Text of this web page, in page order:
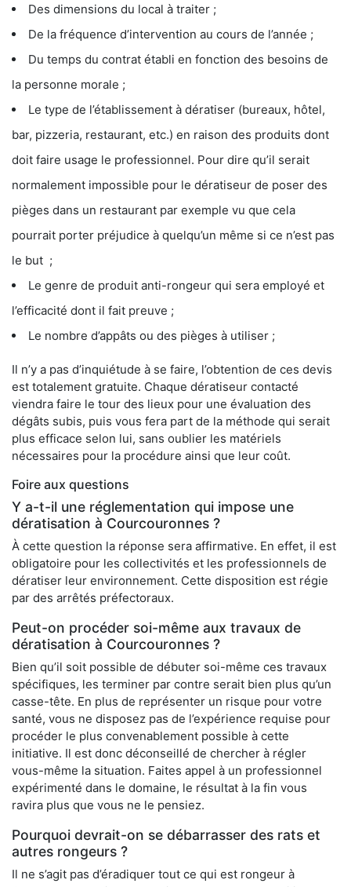
Des dimensions du local à traiter ;
De la fréquence d’intervention au cours de l’année ;
Du temps du contrat établi en fonction des besoins de
la personne morale ;
Le type de l’établissement à dératiser (bureaux, hôtel,
bar, pizzeria, restaurant, etc.) en raison des produits dont
doit faire usage le professionnel. Pour dire qu’il serait
normalement impossible pour le dératiseur de poser des
pièges dans un restaurant par exemple vu que cela
pourrait porter préjudice à quelqu’un même si ce n’est pas
le but ;
Le genre de produit anti-rongeur qui sera employé et
l’efficacité dont il fait preuve ;
Le nombre d’appâts ou des pièges à utiliser ;
Il n’y a pas d’inquiétude à se faire, l’obtention de ces devis
est totalement gratuite. Chaque dératiseur contacté
viendra faire le tour des lieux pour une évaluation des
dégâts subis, puis vous fera part de la méthode qui serait
plus efficace selon lui, sans oublier les matériels
nécessaires pour la procédure ainsi que leur coût.
Foire aux questions
Y a-t-il une réglementation qui impose une
dératisation à Courcouronnes ?
À cette question la réponse sera affirmative. En effet, il est
obligatoire pour les collectivités et les professionnels de
dératiser leur environnement. Cette disposition est régie
par des arrêtés préfectoraux.
Peut-on procéder soi-même aux travaux de
dératisation à Courcouronnes ?
Bien qu’il soit possible de débuter soi-même ces travaux
spécifiques, les terminer par contre serait bien plus qu’un
casse-tête. En plus de représenter un risque pour votre
santé, vous ne disposez pas de l’expérience requise pour
procéder le plus convenablement possible à cette
initiative. Il est donc déconseillé de chercher à régler
vous-même la situation. Faites appel à un professionnel
expérimenté dans le domaine, le résultat à la fin vous
ravira plus que vous ne le pensiez.
Pourquoi devrait-on se débarrasser des rats et
autres rongeurs ?
Il ne s’agit pas d’éradiquer tout ce qui est rongeur à